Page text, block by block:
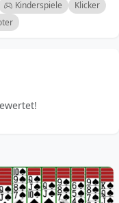
Kinderspiele
Klicker